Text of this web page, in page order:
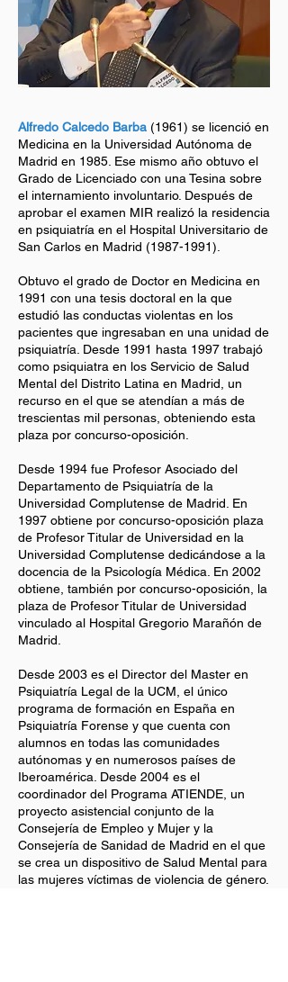
Alfredo Calcedo Barba (1961) se licenció en
Medicina en la Universidad Autónoma de
Madrid en 1985. Ese mismo año obtuvo el
Grado de Licenciado con una Tesina sobre
el internamiento involuntario. Después de
aprobar el examen MIR realizó la residencia
en psiquiatría en el Hospital Universitario de
San Carlos en Madrid (1987-1991)
Obtuvo el grado de Doctor en Medicina en
1991 con una tesis doctoral en la que
estudió las conductas violentas en los
pacientes que ingresaban en una unidad de
psiquiatría. Desde 1991 hasta 1997 trabajó
como psiquiatra en los Servicio de Salud
Mental del Distrito Latina en Madrid, un
recurso en el que se atendían a más de
trescientas mil personas, obteniendo esta
plaza por concurso-oposición.
Desde 1994 fue Profesor Asociado del
Departamento de Psiquiatría de la
Universidad Complutense de Madrid. En
1997 obtiene por concurso-oposición plaza
de Profesor Titular de Universidad en la
Universidad Complutense dedicándose a la
docencia de la Psicología Médica. En 2002
obtiene, también por concurso-oposición, la
plaza de Profesor Titular de Universidad
vinculado al Hospital Gregorio Marañón de
Madrid.
Desde 2003 es el Director del Master en
Psiquiatría Legal de la UCM, el único
programa de formación en España en
Psiquiatría Forense y que cuenta con
alumnos en todas las comunidades
autónomas y en numerosos países de
Iberoamérica. Desde 2004 es el
coordinador del Programa ATIENDE, un
proyecto asistencial conjunto de la
Consejería de Empleo y Mujer y la
Consejería de Sanidad de Madrid en el que
se crea un dispositivo de Salud Mental para
las mujeres víctimas de violencia de género.